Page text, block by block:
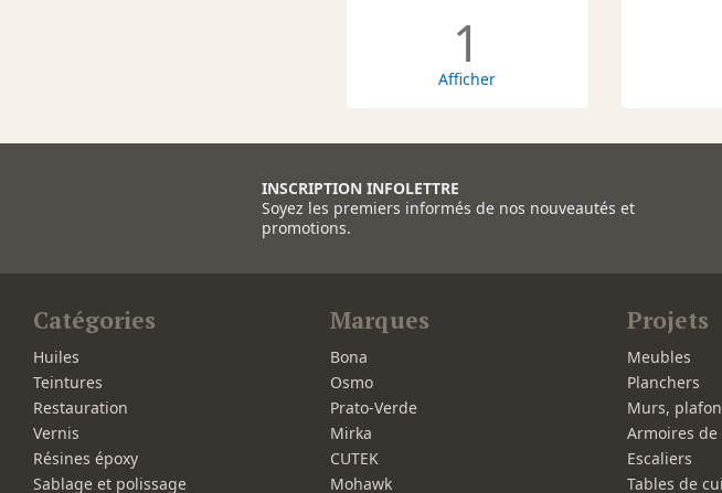
1
Afficher
INSCRIPTION INFOLETTRE
Soyez les premiers informés de nos nouveautés et
promotions.
Catégories
Huiles
Teintures
Restauration
Vernis
Résines époxy
Sablage et polissage
Marques
Bona
Osmo
Prato-Verde
Mirka
CUTEK
Mohawk
Projets
Meubles
Planchers
Murs,
Armoires
Escaliers
Tables de